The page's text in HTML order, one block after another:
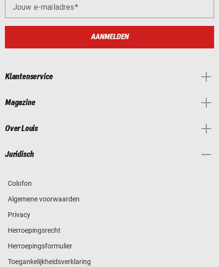
Jouw e-mailadres
AANMELDEN
Klantenservice
Magazine
Over Louis
Juridisch
Colofon
Algemene voorwaarden
Privacy
Herroepingsrecht
Herroepingsformulier
Toegankelijkheidsverklaring